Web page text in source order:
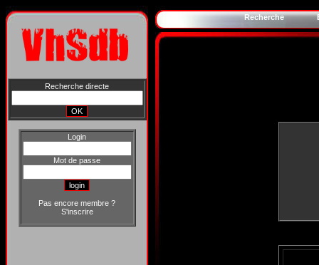
Recherche directe
Login
Mot de passe
Pas encore membre ?
S'inscrire
Recherche